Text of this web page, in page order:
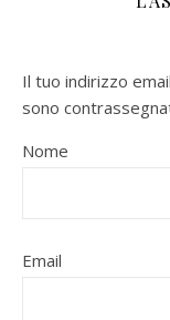
Il tuo indirizzo
sono
Nome
Email